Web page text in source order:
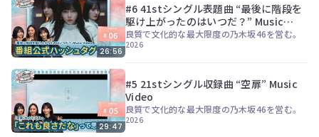
26:56
#6 41stシングル表題曲 “最後に階段を
駆け上がったのはいつだ？” Music
Video
良質で文化的な最大限度の乃木坂46を営む。
2026
29:47
#5 21stシングル収録曲 “空扉” Music
Video
良質で文化的な最大限度の乃木坂46を営む。
2026